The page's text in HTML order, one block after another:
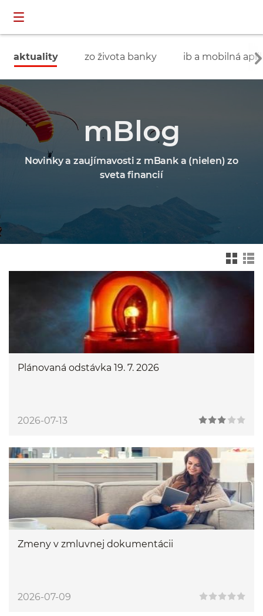
aktuality zo života banky ib a mobilná
mBlog
Novinky a zaujímavosti z mBank a (nielen) zo
sveta financií
widok drz
ewa
felkowy
Plánovaná odstávka 19. 7. 2026
2026-07-13
Zmeny v zmluvnej dokumentácii
2026-07-09